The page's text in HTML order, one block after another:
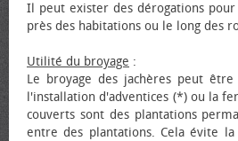
Il peut exister des dérogations
près des habitations ou le long des
Utilité du broyage :
Le broyage des jachères peut
l'installation d'adventices (*) ou la
couverts sont des plantations
entre des plantations. Cela évite